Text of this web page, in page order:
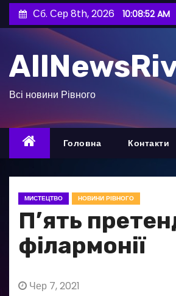
е
д
Сб. Сер 8th, 2026 10:08:54 AM
Всі новини Рівного
Головна Контакти
МИСТЕЦТВО НОВИНИ РІВНОГО
П’ять
філармонії
Чер 7, 2021